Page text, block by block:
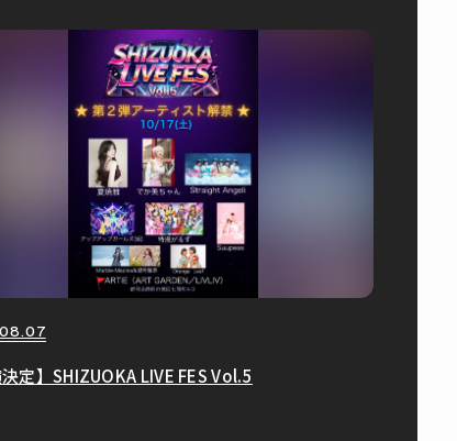
決定】SHIZUOKA LIVE FES Vol.5